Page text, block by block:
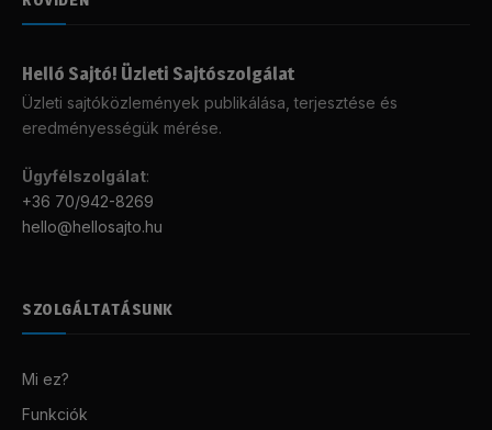
Helló Sajtó! Üzleti Sajtószolgálat
Üzleti sajtóközlemények publikálása, terjesztése és
eredményességük mérése.
Ügyfélszolgálat:
+36 70/942-8269
hello@hellosajto.hu
SZOLGÁLTATÁSUNK
Mi ez?
Funkciók